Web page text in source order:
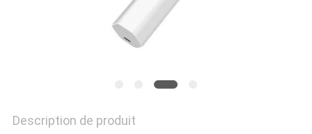
Description de produit